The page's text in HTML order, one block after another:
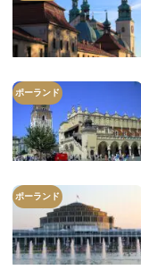
ポーランド
ポーランド